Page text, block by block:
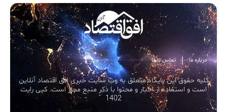
درباره ما تماس با ما
کلیه حقوق این پایگاه متعلق به وب سایت خبری افق اقتصاد آنلاین
است و استفاده از اخبار و محتوا با ذکر منبع مجاز است. کپی رایت
1402